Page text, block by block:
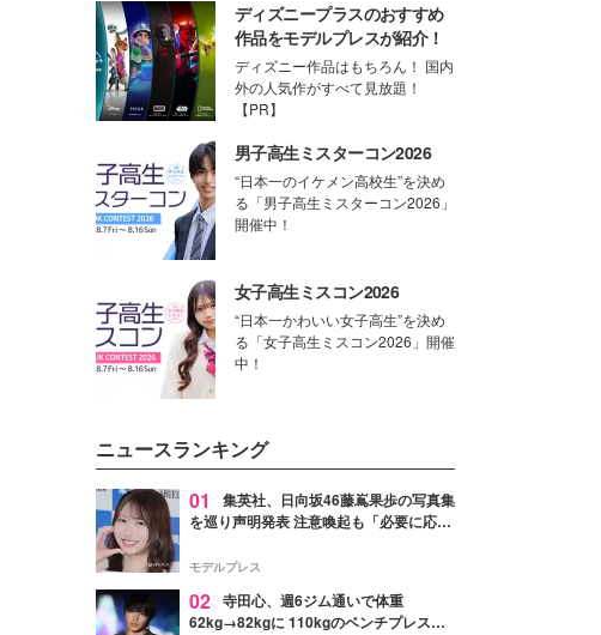
ディズニープラスのおすすめ
作品をモデルプレスが紹介！
ディズニー作品はもちろん！ 国内
外の人気作がすべて見放題！
【PR】
男子高生ミスターコン2026
“日本一のイケメン高校生”を決め
る「男子高生ミスターコン2026」
開催中！
女子高生ミスコン2026
“日本一かわいい女子高生”を決め
る「女子高生ミスコン2026」開催
中！
ニュースランキング
01
集英社、日向坂46藤嶌果歩の写真集
を巡り声明発表 注意喚起も「必要に応じ
モデルプレス
02 寺田心、週6ジム通いで体重
62kg→82kgに 110kgのベンチプレス持